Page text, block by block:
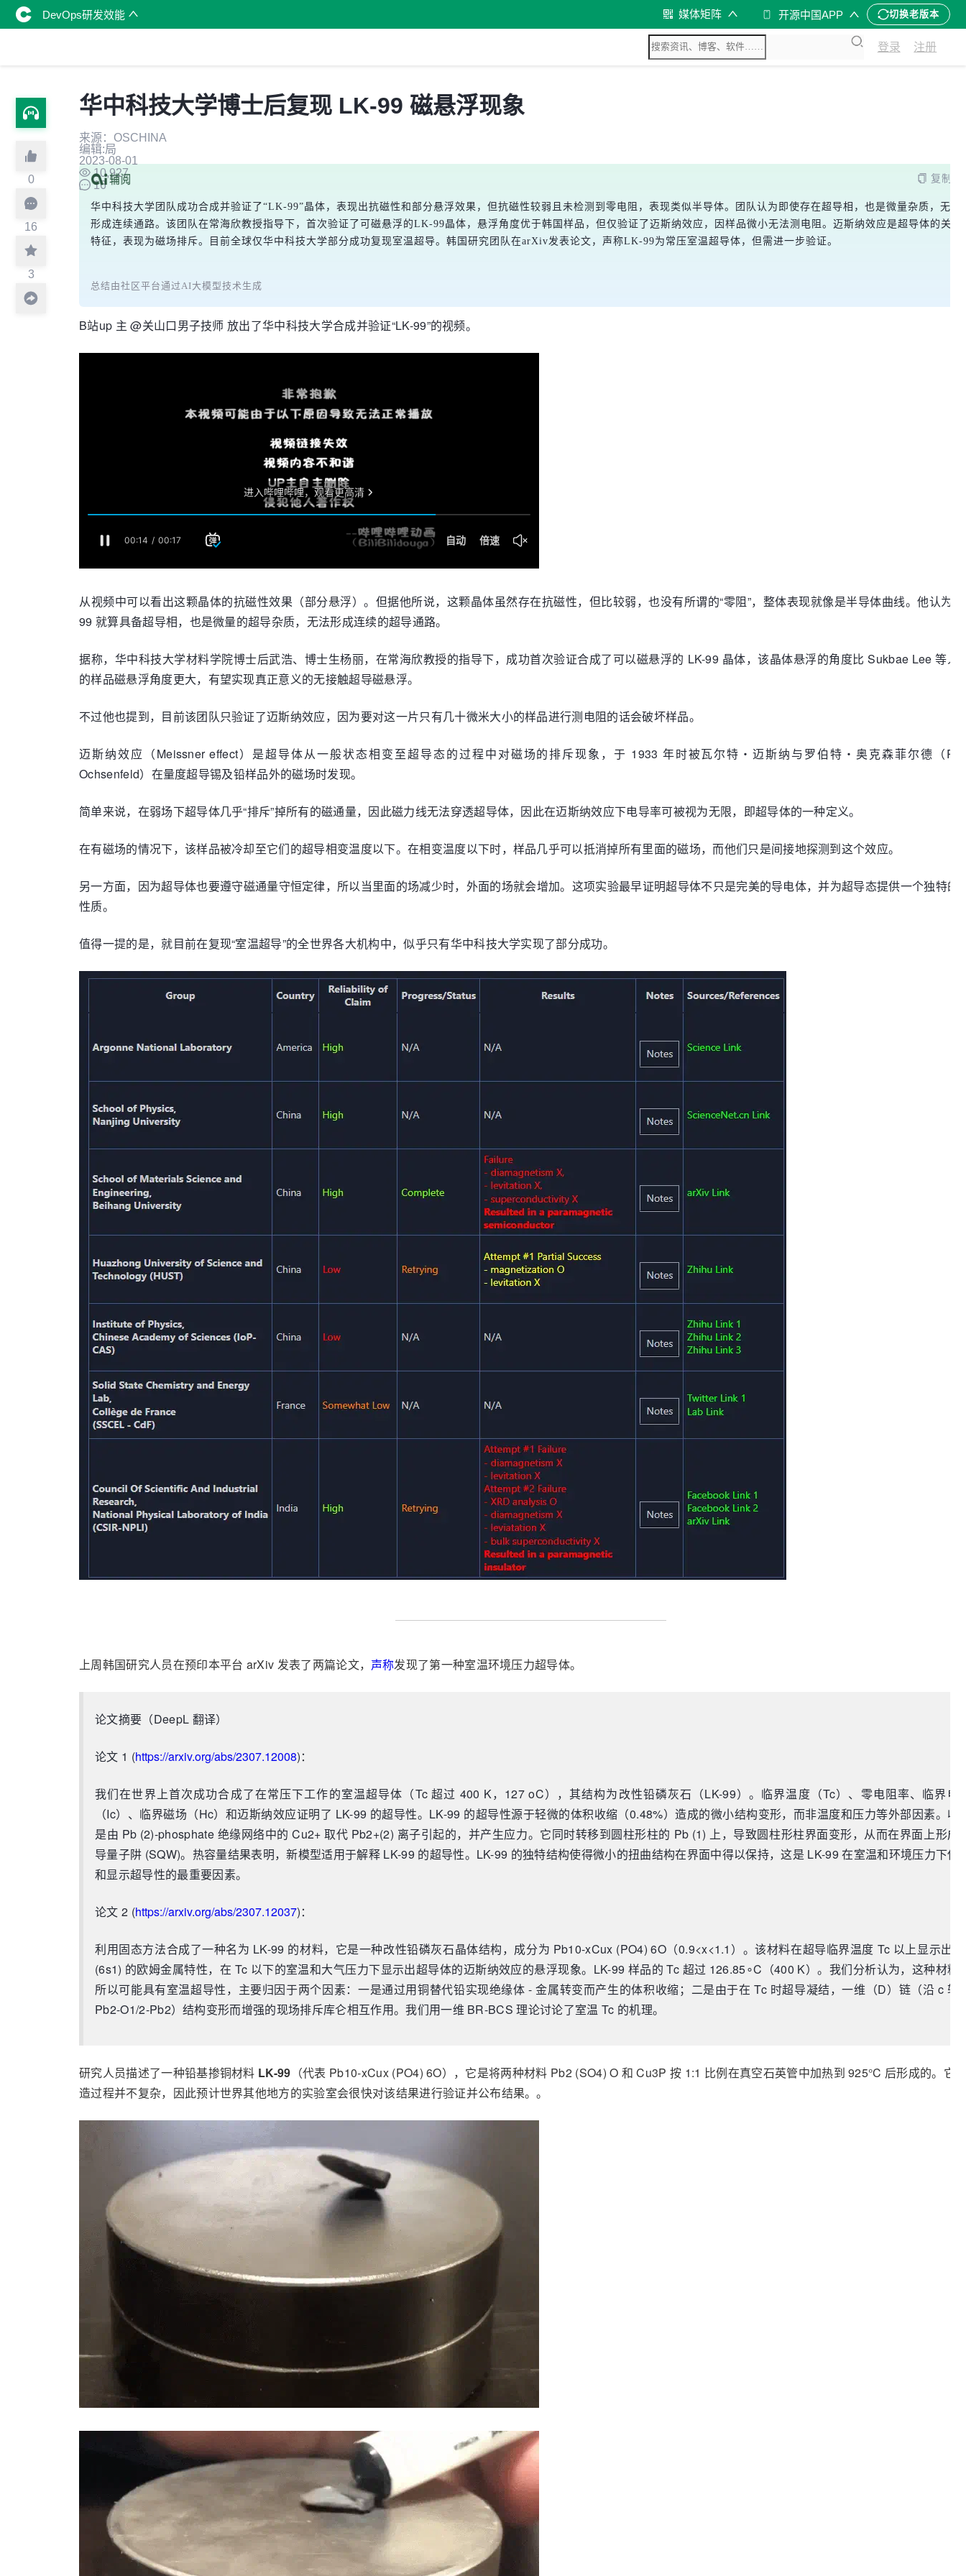
DevOps研发效能 媒体矩阵 开源中国APP 切换老版本
登录 注册
0
16
3
华中科技大学博士后复现 LK-99 磁悬浮现象
来源：OSCHINA
编辑:局
2023-08-01
10,927
16
复制
华中科技大学团队成功合成并验证了“LK-99”晶体，表现出抗磁性和部分悬浮效果，但抗磁性较弱且未检测到零电阻，表现类似半导体。团队认为即使存在超导相，也是微量杂质，无法
形成连续通路。该团队在常海欣教授指导下，首次验证了可磁悬浮的LK-99晶体，悬浮角度优于韩国样品，但仅验证了迈斯纳效应，因样品微小无法测电阻。迈斯纳效应是超导体的关键
特征，表现为磁场排斥。目前全球仅华中科技大学部分成功复现室温超导。韩国研究团队在arXiv发表论文，声称LK-99为常压室温超导体，但需进一步验证。
总结由社区平台通过AI大模型技术生成
B站up 主 @关山口男子技师 放出了华中科技大学合成并验证“LK-99”的视频。
从视频中可以看出这颗晶体的抗磁性效果（部分悬浮）。但据他所说，这颗晶体虽然存在抗磁性，但比较弱，也没有所谓的“零阻”，整体表现就像是半导体曲线。他认为
99 就算具备超导相，也是微量的超导杂质，无法形成连续的超导通路。
据称，华中科技大学材料学院博士后武浩、博士生杨丽，在常海欣教授的指导下，成功首次验证合成了可以磁悬浮的 LK-99 晶体，该晶体悬浮的角度比 Sukbae Lee 等人
的样品磁悬浮角度更大，有望实现真正意义的无接触超导磁悬浮。
不过他也提到，目前该团队只验证了迈斯纳效应，因为要对这一片只有几十微米大小的样品进行测电阻的话会破坏样品。
迈斯纳效应（Meissner effect）是超导体从一般状态相变至超导态的过程中对磁场的排斥现象，于 1933 年时被瓦尔特・迈斯纳与罗伯特・奥克森菲尔德（
Ochsenfeld）在量度超导锡及铅样品外的磁场时发现。
简单来说，在弱场下超导体几乎“排斥”掉所有的磁通量，因此磁力线无法穿透超导体，因此在迈斯纳效应下电导率可被视为无限，即超导体的一种定义。
在有磁场的情况下，该样品被冷却至它们的超导相变温度以下。在相变温度以下时，样品几乎可以抵消掉所有里面的磁场，而他们只是间接地探测到这个效应。
另一方面，因为超导体也要遵守磁通量守恒定律，所以当里面的场减少时，外面的场就会增加。这项实验最早证明超导体不只是完美的导电体，并为超导态提供一个独特的
性质。
值得一提的是，就目前在复现“室温超导”的全世界各大机构中，似乎只有华中科技大学实现了部分成功。
上周韩国研究人员在预印本平台 arXiv 发表了两篇论文， 声称发现了第一种室温环境压力超导体。
论文摘要（DeepL 翻译）
论文 1 (https://arxiv.org/abs/2307.12008)：
我们在世界上首次成功合成了在常压下工作的室温超导体（Tc 超过 400 K，127 oC），其结构为改性铅磷灰石（LK-99）。临界温度（Tc）、零电阻率、临界电
（Ic）、临界磁场（Hc）和迈斯纳效应证明了 LK-99 的超导性。LK-99 的超导性源于轻微的体积收缩（0.48%）造成的微小结构变形，而非温度和压力等外部因素。收
是由 Pb (2)-phosphate 绝缘网络中的 Cu2+ 取代 Pb2+(2) 离子引起的，并产生应力。它同时转移到圆柱形柱的 Pb (1) 上，导致圆柱形柱界面变形，从而在界面上形成
导量子阱 (SQW)。热容量结果表明，新模型适用于解释 LK-99 的超导性。LK-99 的独特结构使得微小的扭曲结构在界面中得以保持，这是 LK-99 在室温和环境压力下保
和显示超导性的最重要因素。
论文 2 (https://arxiv.org/abs/2307.12037)：
利用固态方法合成了一种名为 LK-99 的材料，它是一种改性铅磷灰石晶体结构，成分为 Pb10-xCux (PO4) 6O（0.9<x<1.1）。该材料在超导临界温度 Tc 以上显示出
(6s1) 的欧姆金属特性，在 Tc 以下的室温和大气压力下显示出超导体的迈斯纳效应的悬浮现象。LK-99 样品的 Tc 超过 126.85∘C（400 K）。我们分析认为，这种材料
所以可能具有室温超导性，主要归因于两个因素：一是通过用铜替代铅实现绝缘体 - 金属转变而产生的体积收缩；二是由于在 Tc 时超导凝结，一维（D）链（沿 c 轴
Pb2-O1/2-Pb2）结构变形而增强的现场排斥库仑相互作用。我们用一维 BR-BCS 理论讨论了室温 Tc 的机理。
研究人员描述了一种铅基掺铜材料 LK-99 （代表 Pb10-xCux (PO4) 6O），它是将两种材料 Pb2 (SO4) O 和 Cu3P 按 1:1 比例在真空石英管中加热到 925°C 后形成的。它
造过程并不复杂，因此预计世界其他地方的实验室会很快对该结果进行验证并公布结果。。